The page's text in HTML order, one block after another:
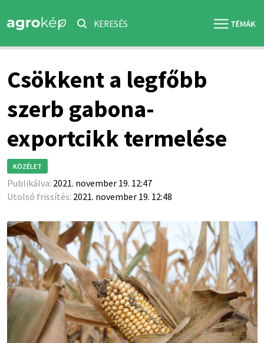
KERESÉS
Csökkent a legfőbb
szerb gabona-
exportcikk termelése
KÖZÉLET
Publikálva: 2021. november 19. 12:47
Utolsó frissítés: 2021. november 19. 12:48